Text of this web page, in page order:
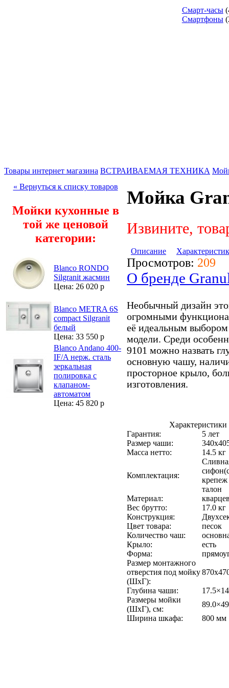
Смарт-часы
Смартфоны
Товары интернет магазина ВСТРАИВАЕМАЯ ТЕХНИКА
« Вернуться к списку товаров
Мойки кухонные в
той же ценовой
категории:
Blanco RONDO
Silgranit жасмин
Цена: 26 020 р
Blanco METRA 6S
compact Silgranit
белый
Цена: 33 550 р
Blanco Andano 400-
IF/A нерж. сталь
зеркальная
полировка с
клапаном-
автоматом
Цена: 45 820 р
Мойка
Извините,
Описание
Просмотров: 209
О бренде
Необычный дизайн
огромными
её идеальным
модели. Среди
9101 можно назвать
основную чашу,
просторное крыло,
изготовления.
Гарантия:
5 лет
Размер чаши:
Масса нетто:
14.5 кг
Комплектация:
крепеж
талон
Материал:
Вес брутто:
17.0 кг
Конструкция:
Цвет товара:
песок
Количество чаш:
Крыло:
есть
Форма:
Размер монтажного
отверстия под мойку
(ШхГ):
Глубина чаши:
17.5×14
Размеры мойки
(ШхГ), см:
Ширина шкафа:
800 мм